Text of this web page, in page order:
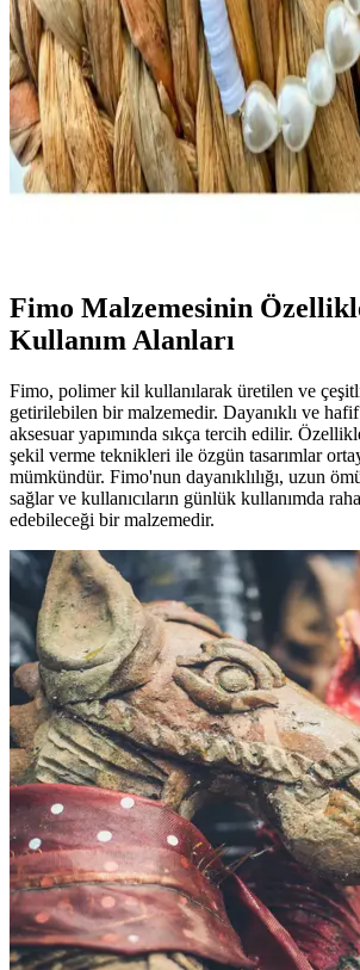
Fimo malzeme kullanılarak yapılan kalpli
tasarımları ve renk çeşitliliğiyle öne çıkar. El
sunan bu takılar, günlük ve özel günlerde
seçeneklerdir.
LOVELYCOLLECTİON Julıano
Telefon Askısı İncelenmesi ve
Mor renkli, hafif ve estetik tasarıma sahip
Fimo Malzemesinin
Kullanım Alanları
Fimo, polimer kil kullanılarak üretilen ve
getirilebilen bir malzemedir. Dayanıklı ve hafif
aksesuar yapımında sıkça tercih edilir.
şekil verme teknikleri ile özgün tasarımlar
mümkündür. Fimo'nun dayanıklılığı, uzun
sağlar ve kullanıcıların günlük kullanımda
edebileceği bir malzemedir.